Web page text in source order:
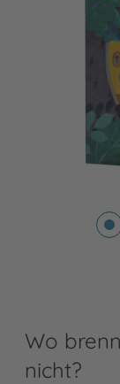
Wo
nicht?